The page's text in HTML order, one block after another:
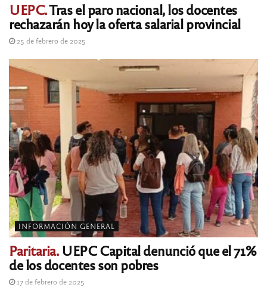
UEPC.Tras el paro nacional, los docentes
rechazarán hoy la oferta salarial provincial
25 de febrero de 2025
INFORMACIÓN GENERAL
Paritaria.UEPC Capital denunció que el 71%
de los docentes son pobres
17 de febrero de 2025